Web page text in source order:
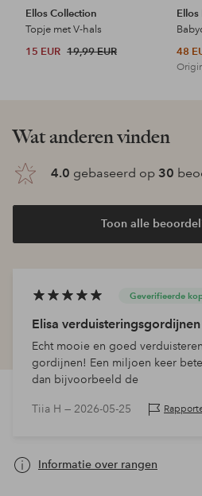
Ellos Collection
Topje met V-hals
15 EUR 19,99 EUR
Ellos
48
Wat anderen vinden
4.0 gebaseerd op 30
Toon alle
Geverifieerde
Elisa verduisteringsgordijnen
Echt mooie en goed
gordijnen! Een miljoen keer
dan bijvoorbeeld de
Tokmanni, deze zijn van steviger
Tiia H — 2026-05-25
Informatie over rangen